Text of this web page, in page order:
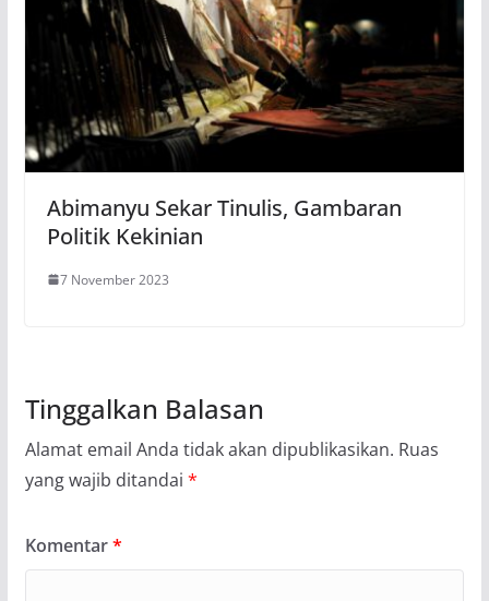
Abimanyu Sekar Tinulis, Gambaran
Politik Kekinian
7 November 2023
Tinggalkan Balasan
Alamat email Anda tidak akan dipublikasikan. Ruas
yang wajib ditandai *
Komentar*